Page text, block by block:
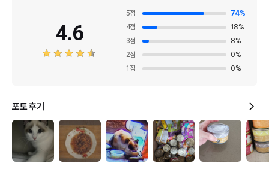
4.6
5점 74%
4점 18%
3점 8%
2점 0%
1 점 0%
포토 후기